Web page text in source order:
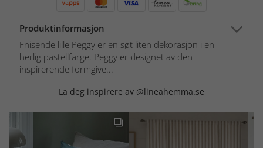
Produktinformasjon
Fnisende lille Peggy er en søt liten dekorasjon i en
herlig pastellfarge. Peggy er designet av den
inspirerende formgive...
La deg inspirere av @lineahemma.se